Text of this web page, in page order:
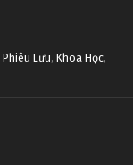
Phiêu Lưu, Khoa Học,